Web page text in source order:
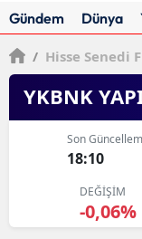
Gündem Dünya
/ Hisse Senedi
YKBNK
Son
18:10
DEĞİŞİM
-0,06%